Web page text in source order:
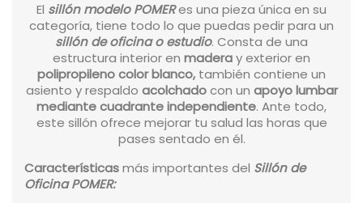
El sillón modelo POMERes una pieza única en su
categoría, tiene todo lo que puedas pedir para un
sillón de oficina o estudio. Consta de una
estructura interior en maderay exterior en
polipropileno color blanco, también contiene un
asiento y respaldo acolchadocon un apoyo lumbar
mediante cuadrante independiente. Ante todo,
este sillón ofrece mejorar tu salud las horas que
pases sentado en él.
Característicasmás importantes del Sillón de
Oficina POMER: